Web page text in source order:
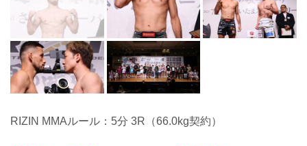
RIZIN MMAルール：5分 3R（66.0kg契約）